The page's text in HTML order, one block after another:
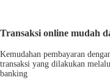
Transaksi online mudah
Kemudahan pembayaran
transaksi yang dilakukan
banking